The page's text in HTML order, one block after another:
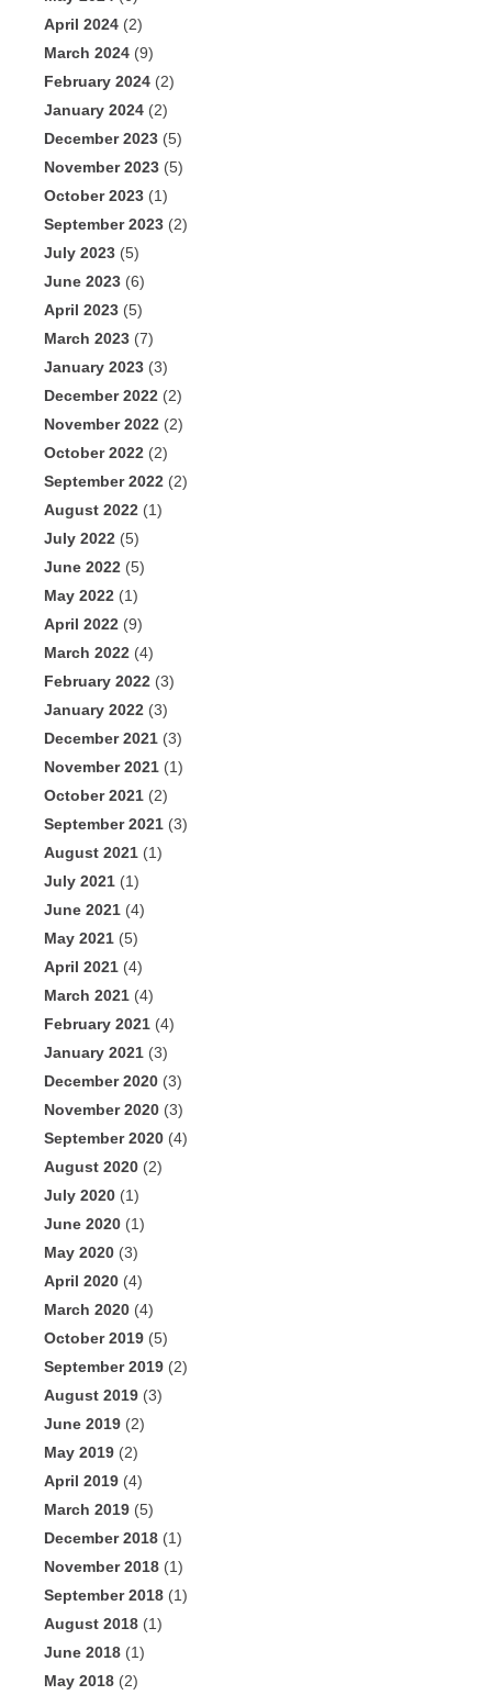
April 2024 (2)
March 2024 (9)
February 2024 (2)
January 2024 (2)
December 2023 (5)
November 2023 (5)
October 2023 (1)
September 2023 (2)
July 2023 (5)
June 2023 (6)
April 2023 (5)
March 2023 (7)
January 2023 (3)
December 2022 (2)
November 2022 (2)
October 2022 (2)
September 2022 (2)
August 2022 (1)
July 2022 (5)
June 2022 (5)
May 2022 (1)
April 2022 (9)
March 2022 (4)
February 2022 (3)
January 2022 (3)
December 2021 (3)
November 2021 (1)
October 2021 (2)
September 2021 (3)
August 2021 (1)
July 2021 (1)
June 2021 (4)
May 2021 (5)
April 2021 (4)
March 2021 (4)
February 2021 (4)
January 2021 (3)
December 2020 (3)
November 2020 (3)
September 2020 (4)
August 2020 (2)
July 2020 (1)
June 2020 (1)
May 2020 (3)
April 2020 (4)
March 2020 (4)
October 2019 (5)
September 2019 (2)
August 2019 (3)
June 2019 (2)
May 2019 (2)
April 2019 (4)
March 2019 (5)
December 2018 (1)
November 2018 (1)
September 2018 (1)
August 2018 (1)
June 2018 (1)
May 2018 (2)